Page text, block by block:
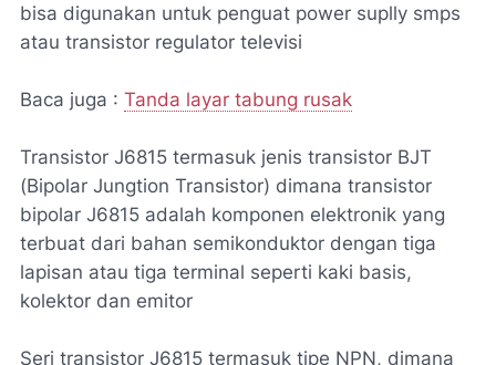
bisa digunakan untuk penguat power suplly smps
atau transistor regulator televisi
Baca juga : Tanda layar tabung rusak
Transistor J6815 termasuk jenis transistor BJT
(Bipolar Jungtion Transistor) dimana transistor
bipolar J6815 adalah komponen elektronik yang
terbuat dari bahan semikonduktor dengan tiga
lapisan atau tiga terminal seperti kaki basis,
kolektor dan emitor
Seri transistor J6815 termasuk tipe NPN, dimana